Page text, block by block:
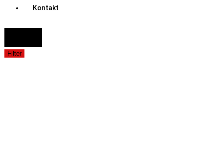
Kontakt
Filter